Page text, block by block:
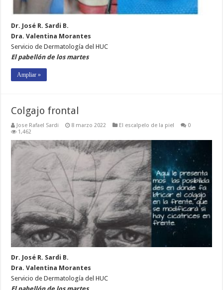
Dr. José R. Sardi B.
Dra. Valentina Morantes
Servicio de Dermatología del HUC
El pabellón de los martes
Ampliar »
Colgajo frontal
Jose Rafael Sardi 8 marzo 2022 El escalpelo de la piel
0
1,462
Dr. José R. Sardi B.
Dra. Valentina Morantes
Servicio de Dermatología del HUC